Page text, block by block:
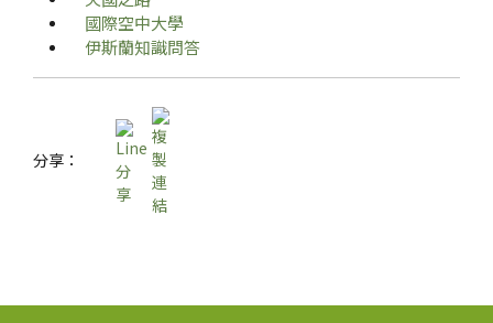
國際空中大學
伊斯蘭知識問答
分享：